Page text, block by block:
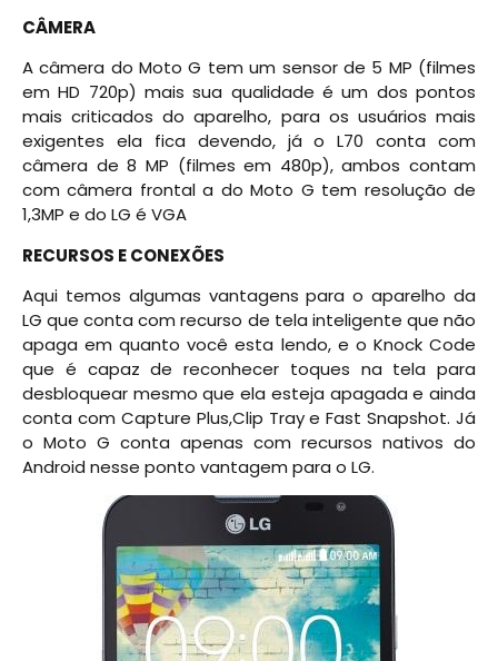
CÂMERA
A câmera do Moto G tem um sensor de 5 MP (filmes
em HD 720p) mais sua qualidade é um dos pontos
mais criticados do aparelho, para os usuários mais
exigentes ela fica devendo, já o L70 conta com
câmera de 8 MP (filmes em 480p), ambos contam
com câmera frontal a do Moto G tem resolução de
1,3MP e do LG é VGA
RECURSOS E CONEXÕES
Aqui temos algumas vantagens para o aparelho da
LG que conta com recurso de tela inteligente que não
apaga em quanto você esta lendo, e o Knock Code
que é capaz de reconhecer toques na tela para
desbloquear mesmo que ela esteja apagada e ainda
conta com Capture Plus,Clip Tray e Fast Snapshot. Já
o Moto G conta apenas com recursos nativos do
Android nesse ponto vantagem para o LG.